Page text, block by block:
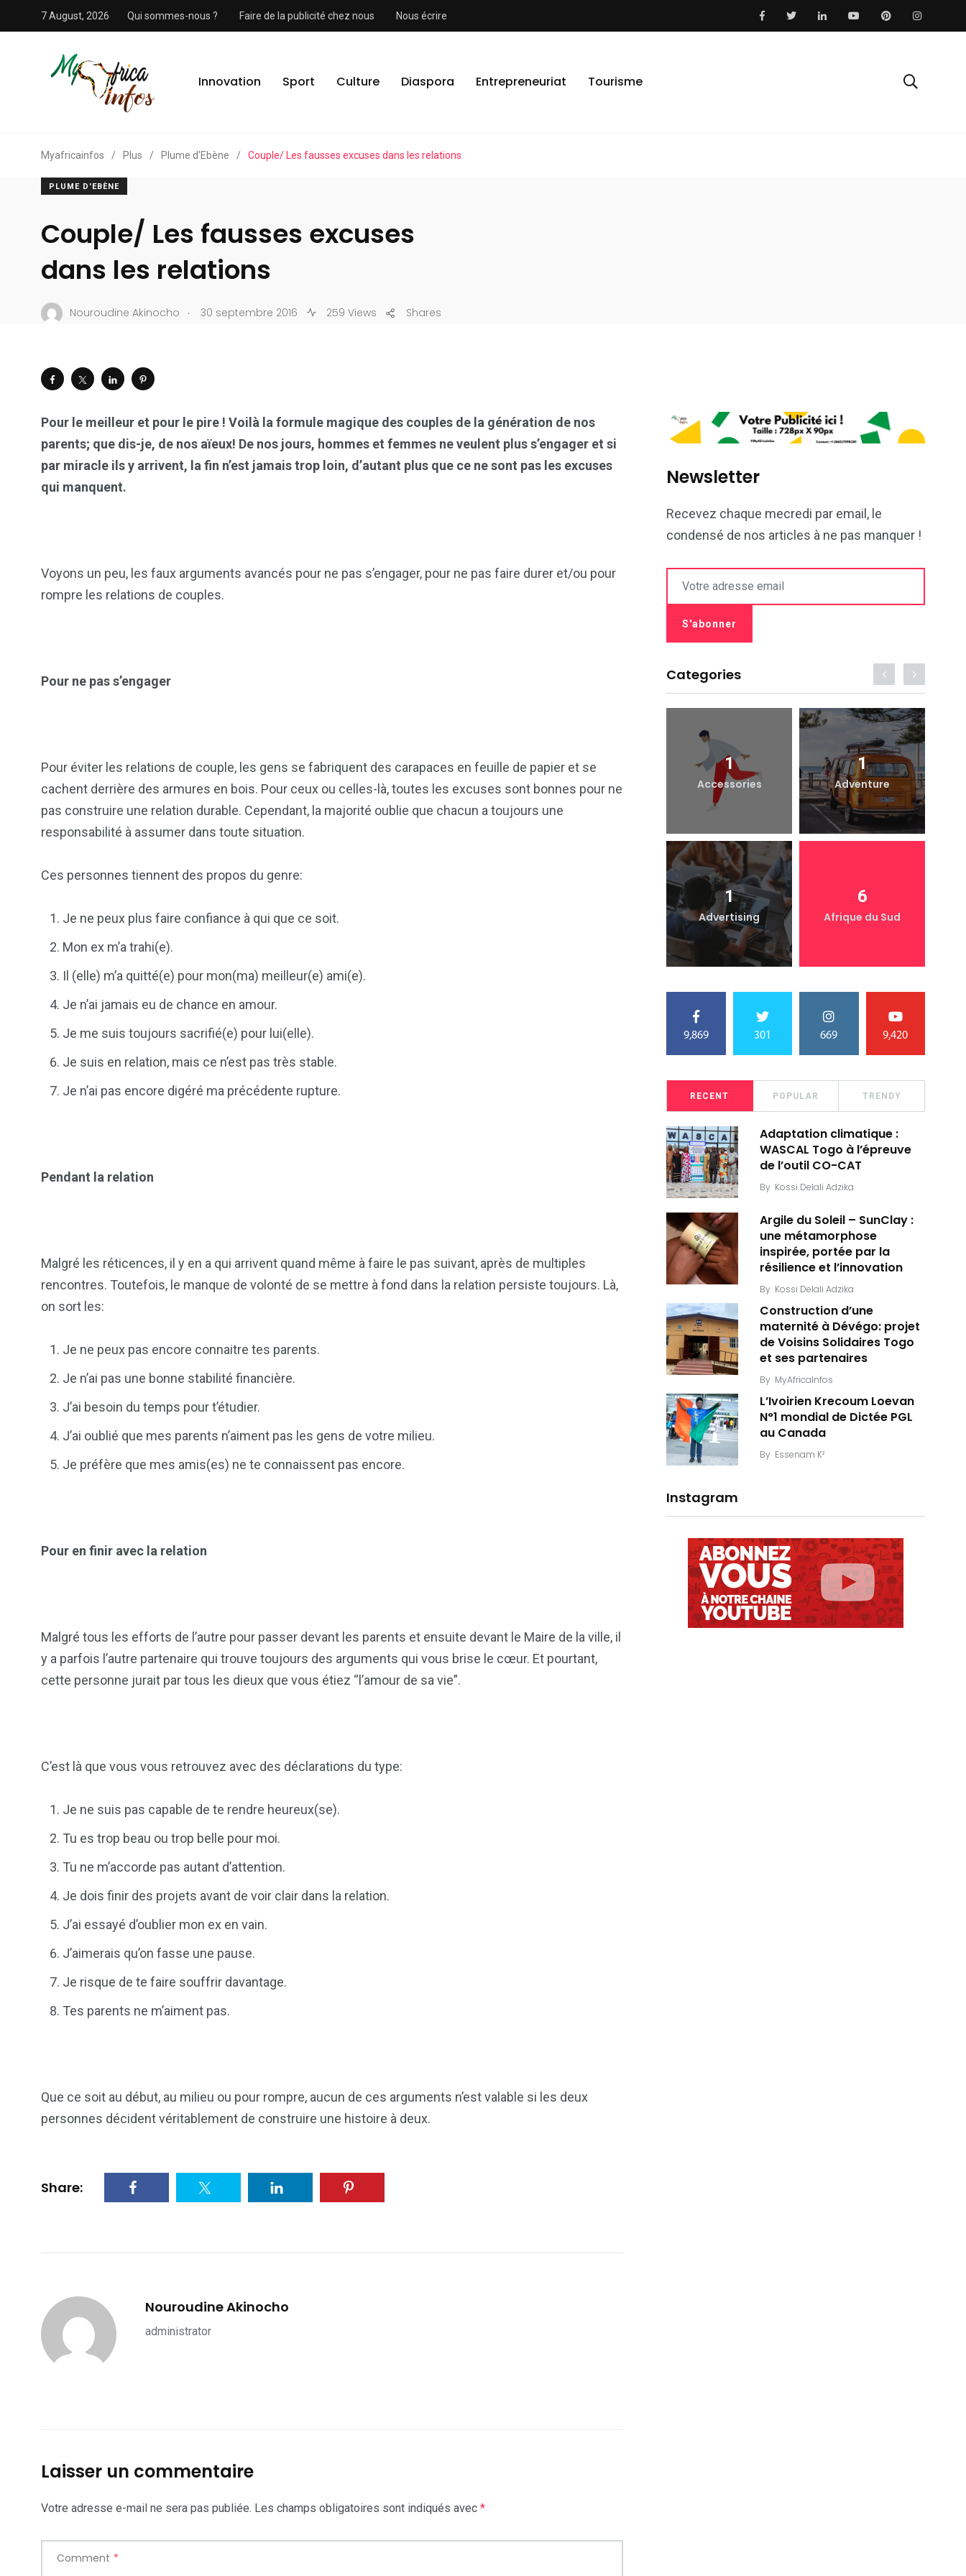
7 August, 2026 Qui sommes-nous ? Faire de la publicité chez nous Nous écrire
Innovation Sport Culture Diaspora Entrepreneuriat Tourisme
Myafricainfos / Plus / Plume d'Ebène / Couple/ Les fausses excuses dans les relations
PLUME D'EBÈNE
Couple/ Les fausses excuses
dans les relations
Nouroudine Akinocho . 30 septembre 2016 259 Views Shares
Pour le meilleur et pour le pire ! Voilà la formule magique des couples de la génération de nos
parents; que dis-je, de nos aïeux! De nos jours, hommes et femmes ne veulent plus s’engager et si
par miracle ils y arrivent, la fin n’est jamais trop loin, d’autant plus que ce ne sont pas les excuses
qui manquent.
Voyons un peu, les faux arguments avancés pour ne pas s’engager, pour ne pas faire durer et/ou pour
rompre les relations de couples.
Pour ne pas s’engager
Pour éviter les relations de couple, les gens se fabriquent des carapaces en feuille de papier et se
cachent derrière des armures en bois. Pour ceux ou celles-là, toutes les excuses sont bonnes pour ne
pas construire une relation durable. Cependant, la majorité oublie que chacun a toujours une
responsabilité à assumer dans toute situation.
Ces personnes tiennent des propos du genre:
Je ne peux plus faire confiance à qui que ce soit.
Mon ex m’a trahi(e).
Il (elle) m’a quitté(e) pour mon(ma) meilleur(e) ami(e).
Je n’ai jamais eu de chance en amour.
Je me suis toujours sacrifié(e) pour lui(elle).
Je suis en relation, mais ce n’est pas très stable.
Je n’ai pas encore digéré ma précédente rupture.
Pendant la relation
Malgré les réticences, il y en a qui arrivent quand même à faire le pas suivant, après de multiples
rencontres. Toutefois, le manque de volonté de se mettre à fond dans la relation persiste toujours. Là,
on sort les:
Je ne peux pas encore connaitre tes parents.
Je n’ai pas une bonne stabilité financière.
J’ai besoin du temps pour t’étudier.
J’ai oublié que mes parents n’aiment pas les gens de votre milieu.
Je préfère que mes amis(es) ne te connaissent pas encore.
Pour en finir avec la relation
Malgré tous les efforts de l’autre pour passer devant les parents et ensuite devant le Maire de la ville, il
y a parfois l’autre partenaire qui trouve toujours des arguments qui vous brise le cœur. Et pourtant,
cette personne jurait par tous les dieux que vous étiez “l’amour de sa vie”.
C’est là que vous vous retrouvez avec des déclarations du type:
Je ne suis pas capable de te rendre heureux(se).
Tu es trop beau ou trop belle pour moi.
Tu ne m’accorde pas autant d’attention.
Je dois finir des projets avant de voir clair dans la relation.
J’ai essayé d’oublier mon ex en vain.
J’aimerais qu’on fasse une pause.
Je risque de te faire souffrir davantage.
Tes parents ne m’aiment pas.
Que ce soit au début, au milieu ou pour rompre, aucun de ces arguments n’est valable si les deux
personnes décident véritablement de construire une histoire à deux.
Share:
Nouroudine Akinocho
administrator
Laisser un commentaire
Votre adresse e-mail ne sera pas publiée. Les champs obligatoires sont indiqués avec *
Comment *
Newsletter
Recevez chaque mecredi par email, le
condensé de nos articles à ne pas manquer !
Categories
& astuces
1824
Une
1
Wedding
wedding Weekend Break
1
Yomadic
2
Zambie
1
Accessories
1
Adventure
1
Advertising
6
Afrique du Sud
9,869 301 669 9,420
RECENT POPULAR TRENDY
Adaptation climatique :
WASCAL Togo à l’épreuve
de l’outil CO-CAT
By Kossi Delali Adzika
Argile du Soleil – SunClay :
une métamorphose
inspirée, portée par la
résilience et l’innovation
By Kossi Delali Adzika
Construction d’une
maternité à Dévégo: projet
de Voisins Solidaires Togo
et ses partenaires
By MyAfricaInfos
L’Ivoirien Krecoum Loevan
N°1 mondial de Dictée PGL
au Canada
By Essenam K²
Instagram